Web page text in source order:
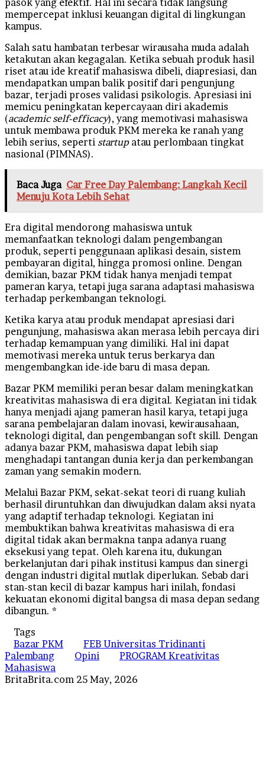
mempercepat inklusi keuangan digital di lingkungan
kampus.
Salah satu hambatan terbesar wirausaha muda adalah
ketakutan akan kegagalan. Ketika sebuah produk hasil
riset atau ide kreatif mahasiswa dibeli, diapresiasi, dan
mendapatkan umpan balik positif dari pengunjung
bazar, terjadi proses validasi psikologis. Apresiasi ini
memicu peningkatan kepercayaan diri akademis
(academic self-efficacy), yang memotivasi mahasiswa
untuk membawa produk PKM mereka ke ranah yang
lebih serius, seperti startupatau perlombaan tingkat
nasional (PIMNAS).
Baca Juga Car Free Day Palembang: Langkah Kecil
Menuju Kota Lebih Sehat
Era digital mendorong mahasiswa untuk
memanfaatkan teknologi dalam pengembangan
produk, seperti penggunaan aplikasi desain, sistem
pembayaran digital, hingga promosi online. Dengan
demikian, bazar PKM tidak hanya menjadi tempat
pameran karya, tetapi juga sarana adaptasi mahasiswa
terhadap perkembangan teknologi.
Ketika karya atau produk mendapat apresiasi dari
pengunjung, mahasiswa akan merasa lebih percaya diri
terhadap kemampuan yang dimiliki. Hal ini dapat
memotivasi mereka untuk terus berkarya dan
mengembangkan ide-ide baru di masa depan.
Bazar PKM memiliki peran besar dalam meningkatkan
kreativitas mahasiswa di era digital. Kegiatan ini tidak
hanya menjadi ajang pameran hasil karya, tetapi juga
sarana pembelajaran dalam inovasi, kewirausahaan,
teknologi digital, dan pengembangan soft skill. Dengan
adanya bazar PKM, mahasiswa dapat lebih siap
menghadapi tantangan dunia kerja dan perkembangan
zaman yang semakin modern.
Melalui Bazar PKM, sekat-sekat teori di ruang kuliah
berhasil diruntuhkan dan diwujudkan dalam aksi nyata
yang adaptif terhadap teknologi. Kegiatan ini
membuktikan bahwa kreativitas mahasiswa di era
digital tidak akan bermakna tanpa adanya ruang
eksekusi yang tepat. Oleh karena itu, dukungan
berkelanjutan dari pihak institusi kampus dan sinergi
dengan industri digital mutlak diperlukan. Sebab dari
stan-stan kecil di bazar kampus hari inilah, fondasi
kekuatan ekonomi digital bangsa di masa depan sedang
dibangun. *
Tags
Bazar PKM
FEB Universitas Tridinanti
Palembang
Opini
PROGRAM Kreativitas
Mahasiswa
BritaBrita.com Send
25 May, 2026